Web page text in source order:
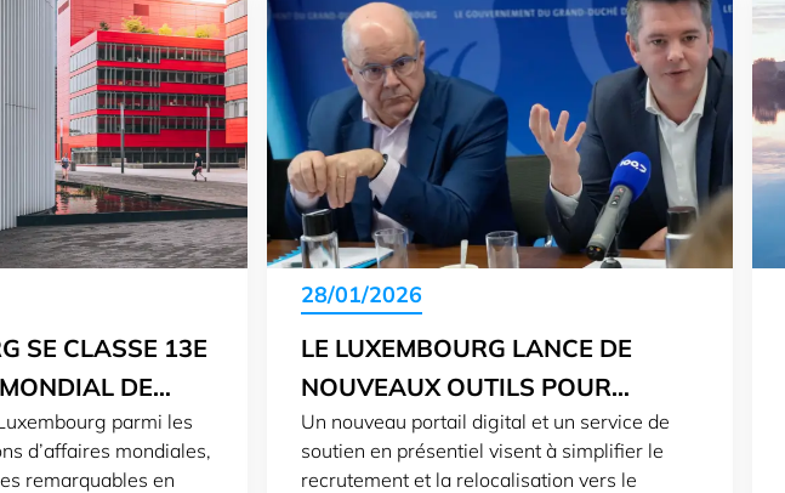
SE CLASSE 13E
DE
DES parmi les
d’affaires mondiales,
remarquables en
28/01/2026
LE LUXEMBOURG LANCE DE
NOUVEAUX OUTILS POUR
ATTIRER DES PROFESSIONNELS
DU MONDE ENTIER
Un nouveau portail digital et un service de
soutien en présentiel visent à simplifier le
recrutement et la relocalisation vers le